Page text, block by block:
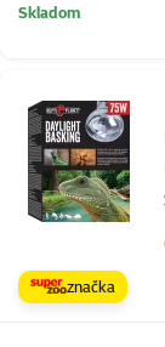
Skladom
značka